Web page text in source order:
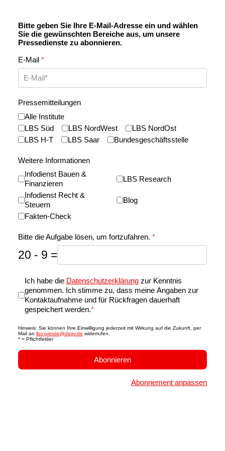
Bitte geben Sie Ihre E-Mail-Adresse ein und wählen
Sie die gewünschten Bereiche aus, um unsere
Pressedienste zu abonnieren.
E-Mail *
Pressemitteilungen
Alle Institute
Pressemitteilungen 2
LBS Süd LBS NordWest
LBS NordOst
LBS H-T
LBS Saar Bundesgeschäftsstelle
Weitere Informationen
Infodienst Bauen &
Finanzieren
LBS Research
Infodienst Recht &
Steuern
Blog
Fakten-Check
Bitte die Aufgabe lösen, um fortzufahren. *
20 - 9 =
Datenschutz*
Ich habe die Datenschutzerklärung zur Kenntnis
genommen. Ich stimme zu, dass meine Angaben zur
Kontaktaufnahme und für Rückfragen dauerhaft
gespeichert werden.*
Hinweis: Sie können Ihre Einwilligung jederzeit mit Wirkung auf die Zukunft, per
Mail an lbs-presse@dsgv.de widerrufen.
* = Pflichtfelder
Abonnieren
Abonnement anpassen